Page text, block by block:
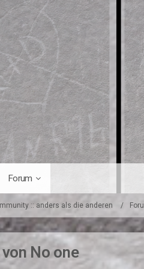
Forum
:: anders als die anderen
No one